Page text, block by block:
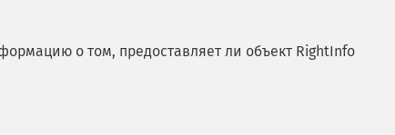
о том, предоставляет ли объект RightInfo